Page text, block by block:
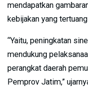
mendapatkan
kebijakan yang
“Yaitu, peningkatan
mendukung
perangkat daerah
Pemprov Jatim,”